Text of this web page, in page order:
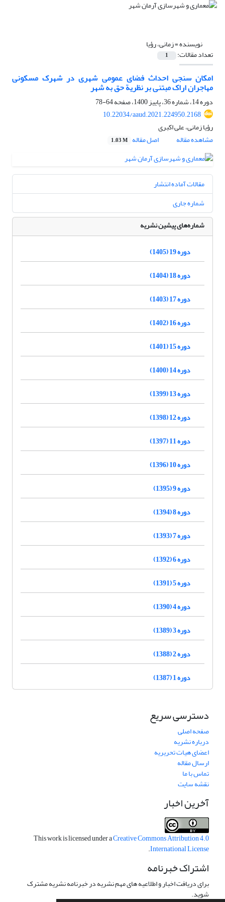
نویسنده =زمانی، رؤیا
تعداد مقالات: 1
امکان سنجی احداث فضای عمومی شهری در شهرک مسکونی
مهاجران اراک مبتنی بر نظریة حق به شهر
دوره 14، شماره 36، پاییز 1400، صفحه
64-78
10.22034/aaud.2021.224950.2168
رؤیا زمانی، علی اکبری
مشاهده مقاله
اصل مقاله 1.03 M
مقالات آماده انتشار
شماره جاری
شماره‌های پیشین نشریه
دوره 19 (1405)
دوره 18 (1404)
دوره 17 (1403)
دوره 16 (1402)
دوره 15 (1401)
دوره 14 (1400)
دوره 13 (1399)
دوره 12 (1398)
دوره 11 (1397)
دوره 10 (1396)
دوره 9 (1395)
دوره 8 (1394)
دوره 7 (1393)
دوره 6 (1392)
دوره 5 (1391)
دوره 4 (1390)
دوره 3 (1389)
دوره 2 (1388)
دوره 1 (1387)
دسترسی سریع
صفحه اصلی
درباره نشریه
اعضای هیات تحریریه
ارسال مقاله
تماس با ما
نقشه سایت
آخرین اخبار
This work is licensed under aCreative Commons Attribution 4.0
International License
.
اشتراک خبرنامه
برای دریافت اخبار و اطلاعیه های مهم نشریه در خبرنامه نشریه مشترک
شوید.